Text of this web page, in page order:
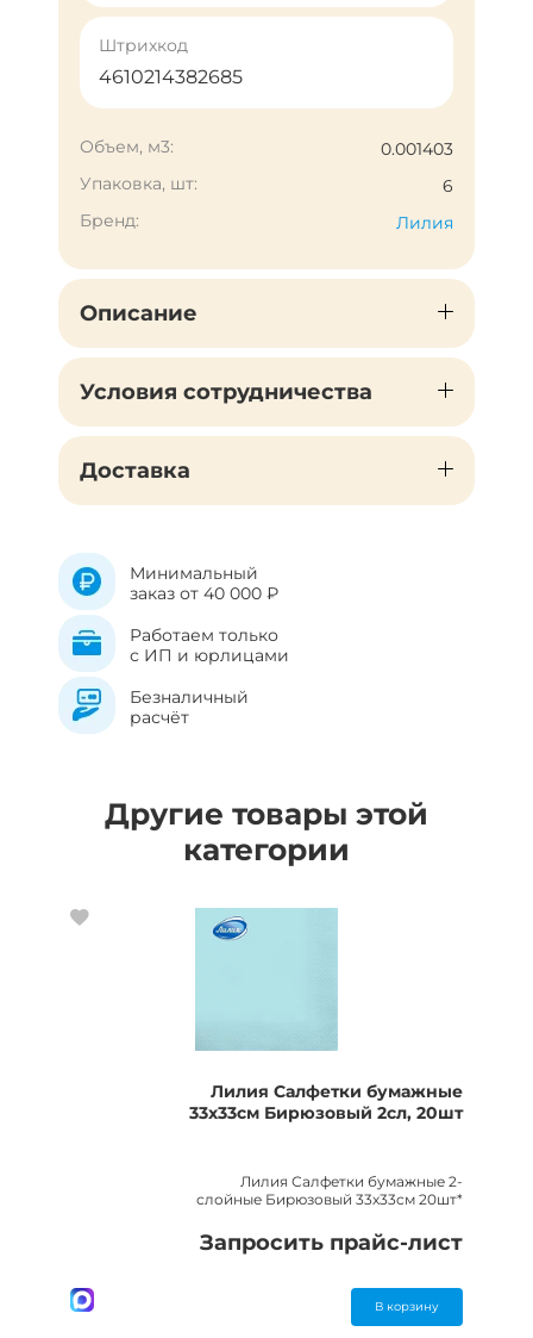
Штрихкод
4610214382685
Объем, м3:
0.001403
Упаковка, шт:
6
Бренд:
Лилия
Описание
Условия сотрудничества
Доставка
Минимальный
заказ от 40 000 ₽
Работаем только
с ИП и юрлицами
Безналичный
расчёт
Другие товары этой
категории
Лилия Салфетки бумажные
33х33см Бирюзовый 2сл, 20шт
Лилия Салфетки бумажные 2-
слойные Бирюзовый 33х33см 20шт*
Запросить прайс-лист
В корзину